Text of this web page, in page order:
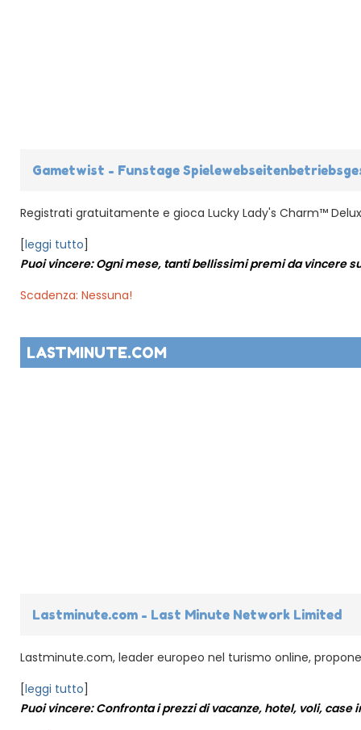
Gametwist - Funstage
Registrati gratuitamente e gioca Lucky Lady's Charm™
[leggi tutto]
Puoi vincere: Ogni mese, tanti bellissimi premi da vincere
Scadenza: Nessuna!
LASTMINUTE.COM
Lastminute.com - Last Minute Network Limited
Lastminute.com, leader europeo nel turismo online,
[leggi tutto]
Puoi vincere: Confronta i prezzi di vacanze, hotel, voli,